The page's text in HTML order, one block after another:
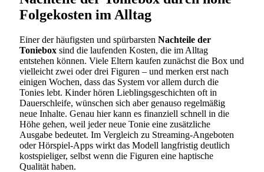
Folgekosten im Alltag
Einer der häufigsten und spürbarsten Nachteile der
Toniebox sind die laufenden Kosten, die im Alltag
entstehen können. Viele Eltern kaufen zunächst die Box und
vielleicht zwei oder drei Figuren – und merken erst nach
einigen Wochen, dass das System vor allem durch die
Tonies lebt. Kinder hören Lieblingsgeschichten oft in
Dauerschleife, wünschen sich aber genauso regelmäßig
neue Inhalte. Genau hier kann es finanziell schnell in die
Höhe gehen, weil jeder neue Tonie eine zusätzliche
Ausgabe bedeutet. Im Vergleich zu Streaming-Angeboten
oder Hörspiel-Apps wirkt das Modell langfristig deutlich
kostspieliger, selbst wenn die Figuren eine haptische
Qualität haben.